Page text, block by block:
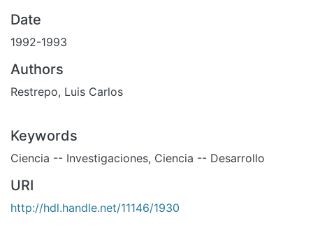
Date
1992-1993
Authors
Restrepo, Luis Carlos
Keywords
Ciencia -- Investigaciones, Ciencia -- Desarrollo
URI
http://hdl.handle.net/11146/1930